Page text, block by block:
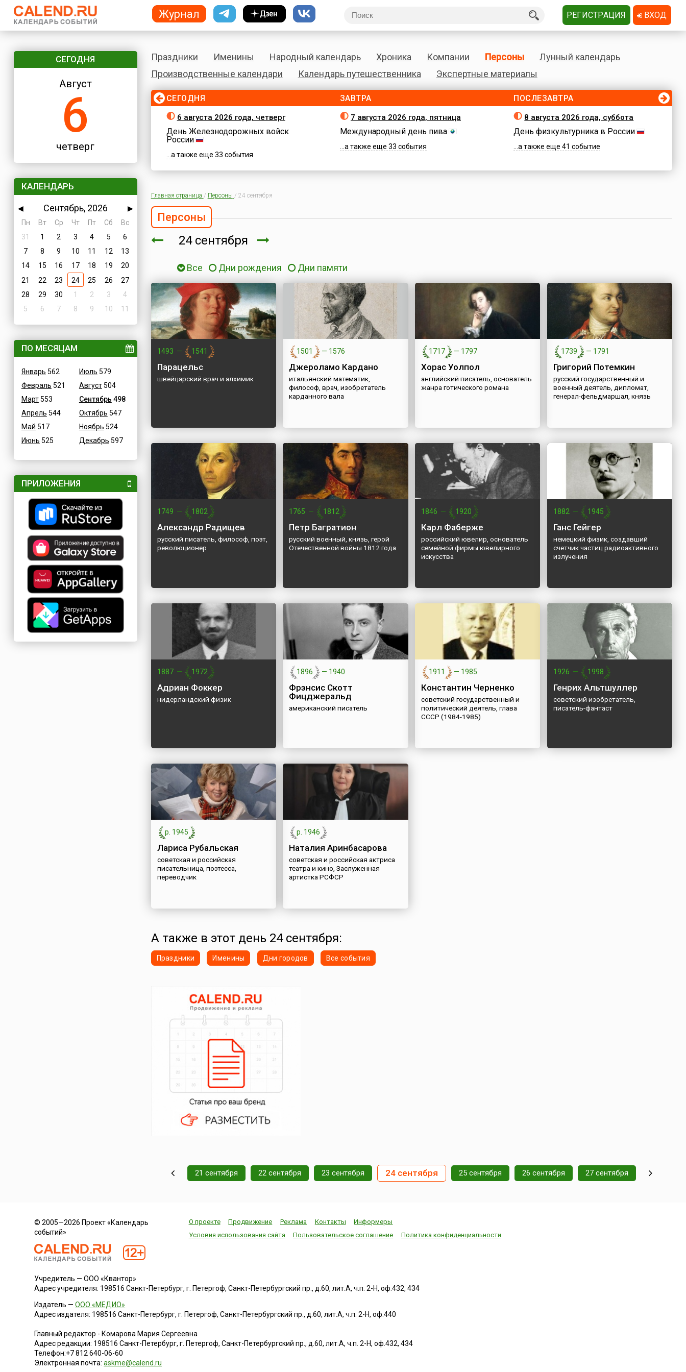
СЕГОДНЯ
Август
6
четверг
КАЛЕНДАРЬ
◀ Сентябрь, 2026
▶
Пн
Вт Ср Чт Пт Сб
Вс
31
1 2 3 4 5
6
7
8 9 10 11 12
13
14
15 16 17 18 19
20
21
22 23 24 25 26
27
28
29 30 1 2 3
4
5
6 7 8 9 10 11
ПО МЕСЯЦАМ
Январь 562
Февраль 521
Март553
Апрель 544
Май 517
Июнь 525
Июль 579
Август504
Сентябрь 498
Октябрь 547
Ноябрь 524
Декабрь 597
ПРИЛОЖЕНИЯ
Праздники Именины Народный календарь Хроника Компании Персоны
Лунный календарь
Производственные календари
Календарь путешественника Экспертные материалы
СЕГОДНЯ
6 августа 2026 года, четверг
День Железнодорожных войск
России
...а также еще 33 события
ЗАВТРА
7 августа 2026 года, пятница
Международный день пива
...а также еще 33 события
ПОСЛЕЗАВТРА
8 августа 2026 года, суббота
День физкультурника в России
...а также еще 41 событие
Главная страница / Персоны / 24 сентября
Персоны
24 сентября
Все Дни рождения Дни памяти
1493 — 1541
Парацельс
швейцарский врач и алхимик
1501 — 1576
Джероламо Кардано
итальянский математик,
философ, врач, изобретатель
карданного вала
1717 — 1797
Хорас Уолпол
английский писатель, основатель
жанра готического романа
1739 — 1791
Григорий Потемкин
русский государственный и
военный деятель, дипломат,
генерал-фельдмаршал, князь
1749 — 1802
Александр Радищев
русский писатель, философ, поэт,
революционер
1765 — 1812
Петр Багратион
русский военный, князь, герой
Отечественной войны 1812 года
1846 — 1920
Карл Фаберже
российский ювелир, основатель
семейной фирмы ювелирного
искусства
1882 — 1945
Ганс Гейгер
немецкий физик, создавший
счетчик частиц радиоактивного
излучения
1887 — 1972
Адриан Фоккер
нидерландский физик
1896 — 1940
Фрэнсис Скотт
Фицджеральд
американский писатель
1911 — 1985
Константин Черненко
советский государственный и
политический деятель, глава
СССР (1984-1985)
1926 — 1998
Генрих Альтшуллер
советский изобретатель,
писатель-фантаст
р. 1945
Лариса Рубальская
советская и российская
писательница, поэтесса,
переводчик
р. 1946
Наталия Аринбасарова
советская и российская актриса
театра и кино, Заслуженная
артистка РСФСР
А также в этот день 24 сентября:
Праздники Именины Дни городов Все события
21 сентября 22 сентября 23 сентября 24 сентября 25 сентября 26 сентября 27 сентября
© 2005—2026 Проект «Календарь
событий»
О проекте Продвижение Реклама Контакты
Информеры
Условия использования сайта
Пользовательское соглашение Политика конфиденциальности
Учредитель — ООО «Квантор»
Адрес учредителя: 198516 Санкт-Петербург, г. Петергоф, Санкт-Петербургский пр., д.60, лит.А, ч.п. 2-Н, оф.432, 434
Издатель —ООО «МЕДИО»
Адрес издателя: 198516 Санкт-Петербург, г. Петергоф, Санкт-Петербургский пр., д.60, лит.А, ч.п. 2-Н, оф.440
Главный редактор - Комарова Мария Сергеевна
Адрес редакции: 198516 Санкт-Петербург, г. Петергоф,Санкт-Петербургский пр., д.60, лит.А, ч.п. 2-Н, оф.432, 434
Телефон:+7 812 640-06-60
Электронная почта:askme@calend.ru
Журнал РЕГИСТРАЦИЯ ВХОД